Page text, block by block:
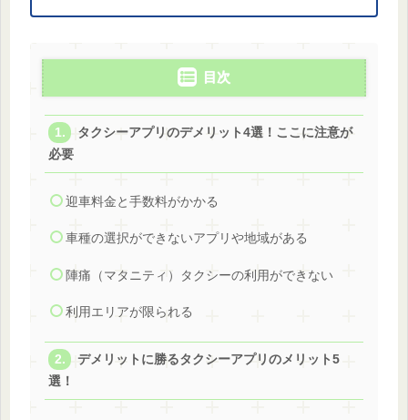
目次
タクシーアプリのデメリット4選！ここに注意が
必要
迎車料金と手数料がかかる
車種の選択ができないアプリや地域がある
陣痛（マタニティ）タクシーの利用ができない
利用エリアが限られる
デメリットに勝るタクシーアプリのメリット5
選！